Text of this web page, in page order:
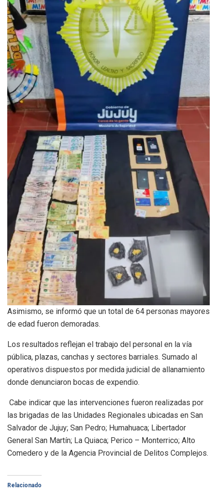
Asimismo, se informó que un total de 64 personas mayores
de edad fueron demoradas.
Los resultados reflejan el trabajo del personal en la vía
pública, plazas, canchas y sectores barriales. Sumado al
operativos dispuestos por medida judicial de allanamiento
donde denunciaron bocas de expendio.
Cabe indicar que las intervenciones fueron realizadas por
las brigadas de las Unidades Regionales ubicadas en San
Salvador de Jujuy; San Pedro; Humahuaca; Libertador
General San Martín; La Quiaca; Perico – Monterrico; Alto
Comedero y de la Agencia Provincial de Delitos Complejos.
Relacionado